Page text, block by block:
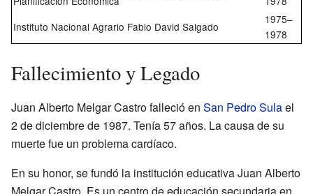
Instituto Nacional Agrario Fabio David Salgado
1975–
1978
Fallecimiento y Legado
Juan Alberto Melgar Castro falleció en San Pedro Sulael
2 de diciembre de 1987. Tenía 57 años. La causa de su
muerte fue un problema cardíaco.
En su honor, se fundó la institución educativa Juan Alberto